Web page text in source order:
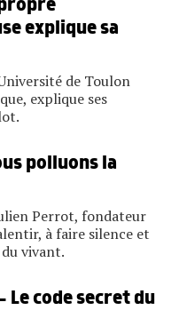
explique sa
de Toulon
explique ses
polluons la
Perrot, fondateur
à faire silence et
vivant.
Le code secret du